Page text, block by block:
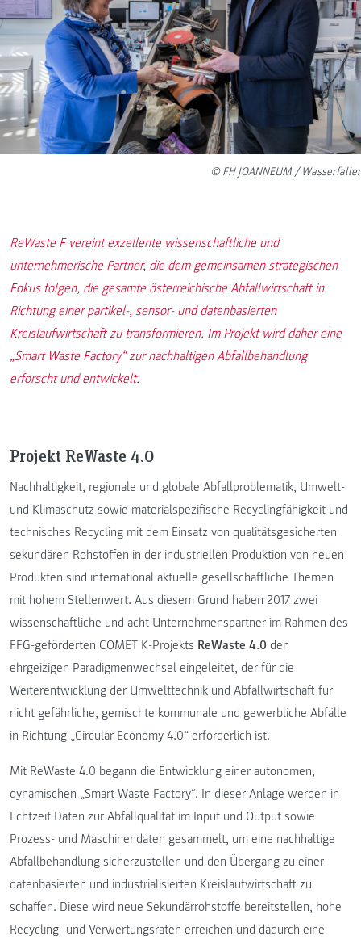
© FH JOANNEUM / Wasserfaller
ReWaste F vereint exzellente wissenschaftliche und
unternehmerische Partner, die dem gemeinsamen strategischen
Fokus folgen, die gesamte österreichische Abfallwirtschaft in
Richtung einer partikel-, sensor- und datenbasierten
Kreislaufwirtschaft zu transformieren. Im Projekt wird daher eine
„Smart Waste Factory“ zur nachhaltigen Abfallbehandlung
erforscht und entwickelt.
Projekt ReWaste 4.0
Nachhaltigkeit, regionale und globale Abfallproblematik, Umwelt-
und Klimaschutz sowie materialspezifische Recyclingfähigkeit und
technisches Recycling mit dem Einsatz von qualitätsgesicherten
sekundären Rohstoffen in der industriellen Produktion von neuen
Produkten sind international aktuelle gesellschaftliche Themen
mit hohem Stellenwert. Aus diesem Grund haben 2017 zwei
wissenschaftliche und acht Unternehmenspartner im Rahmen des
FFG-geförderten COMET K-Projekts ReWaste 4.0 den
ehrgeizigen Paradigmenwechsel eingeleitet, der für die
Weiterentwicklung der Umwelttechnik und Abfallwirtschaft für
nicht gefährliche, gemischte kommunale und gewerbliche Abfälle
in Richtung „Circular Economy 4.0“ erforderlich ist.
Mit ReWaste 4.0 begann die Entwicklung einer autonomen,
dynamischen „Smart Waste Factory“. In dieser Anlage werden in
Echtzeit Daten zur Abfallqualität im Input und Output sowie
Prozess- und Maschinendaten gesammelt, um eine nachhaltige
Abfallbehandlung sicherzustellen und den Übergang zu einer
datenbasierten und industrialisierten Kreislaufwirtschaft zu
schaffen. Diese wird neue Sekundärrohstoffe bereitstellen, hohe
Recycling- und Verwertungsraten erreichen und dadurch eine